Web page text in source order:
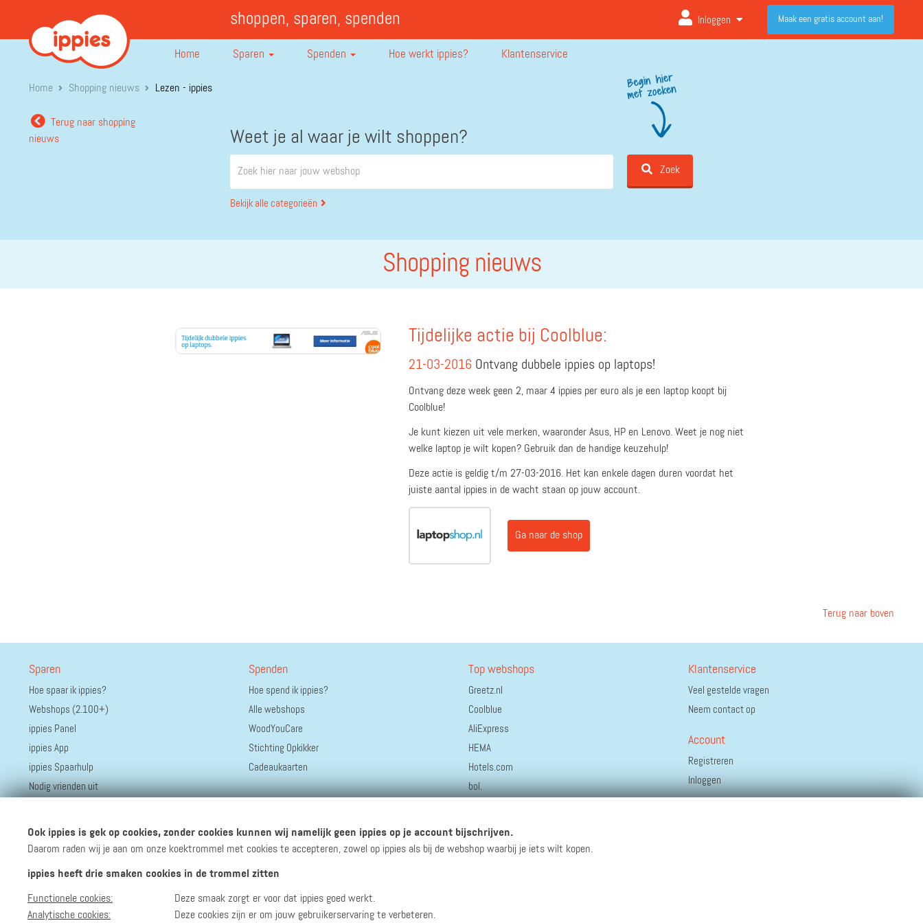
shoppen, sparen, spenden Inloggen Maak een gratis account aan!
Home Sparen Spenden Hoe werkt ippies? Klantenservice
Home Shopping nieuws Lezen - ippies
Terug naar shopping
nieuws
Weet je al waar je wilt shoppen?
Bekijk alle categorieën
Zoek
Shopping nieuws
Tijdelijke actie bij Coolblue:
21-03-2016 Ontvang dubbele ippies op laptops!
Ontvang deze week geen 2, maar 4 ippies per euro als je een laptop koopt bij
Coolblue!
Je kunt kiezen uit vele merken, waaronder Asus, HP en Lenovo. Weet je nog niet
welke laptop je wilt kopen? Gebruik dan de handige keuzehulp!
Deze actie is geldig t/m 27-03-2016. Het kan enkele dagen duren voordat het
juiste aantal ippies in de wacht staan op jouw account.
Ga naar de shop
Terug naar boven
Sparen
Hoe spaar ik ippies?
Webshops (2.100+)
ippies Panel
ippies App
ippies Spaarhulp
Nodig vrienden uit
Spenden
Hoe spend ik ippies?
Alle webshops
WoodYouCare
Stichting Opkikker
Cadeaukaarten
Top webshops
Greetz.nl
Coolblue
AliExpress
HEMA
Hotels.com
bol.
Thuisbezorgd.nl
Klantenservice
Veel gestelde vragen
Neem contact op
Account
Registreren
Inloggen
Volg ippies Blijf op de hoogte van het groeiende aantal winkels, winacties en andere updates!
Ook ippies is gek op cookies, zonder cookies kunnen wij namelijk geen ippies op je account bijschrijven.
Daarom raden wij je aan om onze koektrommel met cookies te accepteren, zowel op ippies als bij de webshop waarbij je iets wilt kopen.
ippies heeft drie smaken cookies in de trommel zitten
Functionele cookies:
Deze smaak zorgt er voor dat ippies goed werkt.
Analytische cookies:
Deze cookies zijn er om jouw gebruikerservaring te verbeteren.